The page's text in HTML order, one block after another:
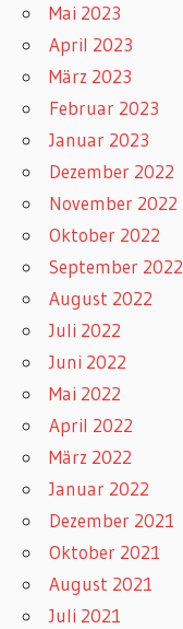
Mai 2023
April 2023
März 2023
Februar 2023
Januar 2023
Dezember 2022
November 2022
Oktober 2022
September 2022
August 2022
Juli 2022
Juni 2022
Mai 2022
April 2022
März 2022
Januar 2022
Dezember 2021
Oktober 2021
August 2021
Juli 2021